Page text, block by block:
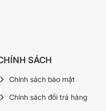
SÁCH
Chính sách bảo mật
Chính sách đổi trả hàng